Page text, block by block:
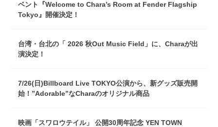
ベント『Welcome to Chara’s Room at Fender Flagship
Tokyo』開催決定！
台湾・台北の「 2026 秋Out Music Field」に、Charaが出
演決定！
7/26(日)Billboard Live TOKYO公演から、新グッズ販売開
始！”Adorable”なCharaのオリジナル商品
映画「スワロウテイル」 公開30周年記念 YEN TOWN